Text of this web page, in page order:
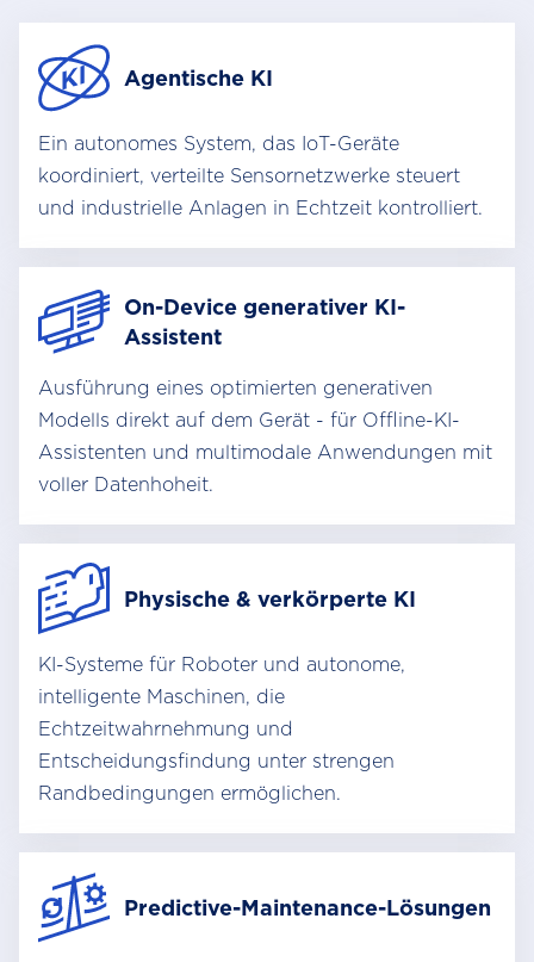
Agentische KI
Ein autonomes System, das IoT-Geräte
koordiniert, verteilte Sensornetzwerke steuert
und industrielle Anlagen in Echtzeit kontrolliert.
On-Device generativer KI-
Assistent
Ausführung eines optimierten generativen
Modells direkt auf dem Gerät - für Offline-KI-
Assistenten und multimodale Anwendungen mit
voller Datenhoheit.
Physische & verkörperte KI
KI-Systeme für Roboter und autonome,
intelligente Maschinen, die
Echtzeitwahrnehmung und
Entscheidungsfindung unter strengen
Randbedingungen ermöglichen.
Predictive-Maintenance-Lösungen